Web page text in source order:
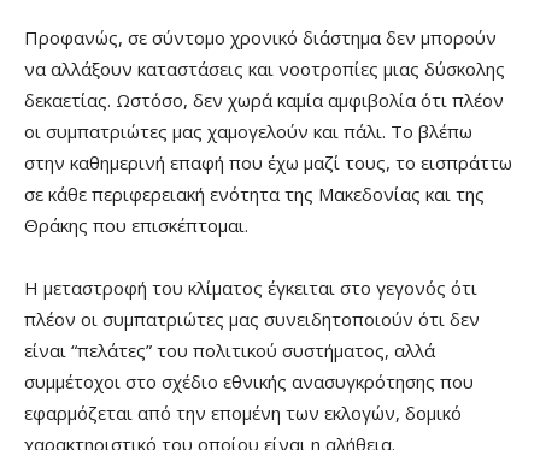
Προφανώς, σε σύντομο χρονικό διάστημα δεν μπορούν
να αλλάξουν καταστάσεις και νοοτροπίες μιας δύσκολης
δεκαετίας. Ωστόσο, δεν χωρά καμία αμφιβολία ότι πλέον
οι συμπατριώτες μας χαμογελούν και πάλι. Το βλέπω
στην καθημερινή επαφή που έχω μαζί τους, το εισπράττω
σε κάθε περιφερειακή ενότητα της Μακεδονίας και της
Θράκης που επισκέπτομαι.
Η μεταστροφή του κλίματος έγκειται στο γεγονός ότι
πλέον οι συμπατριώτες μας συνειδητοποιούν ότι δεν
είναι “πελάτες” του πολιτικού συστήματος, αλλά
συμμέτοχοι στο σχέδιο εθνικής ανασυγκρότησης που
εφαρμόζεται από την επομένη των εκλογών, δομικό
χαρακτηριστικό του οποίου είναι η αλήθεια.